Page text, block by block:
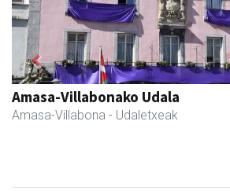
Amasa-Villabonako Udala
Amasa-Villabona - Udaletxeak
Previous